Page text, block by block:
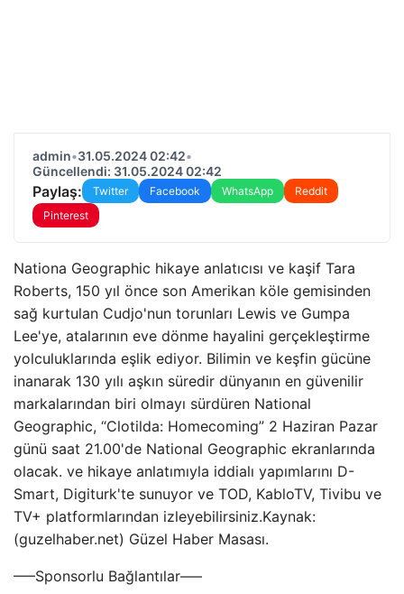
admin•31.05.2024 02:42•
Güncellendi: 31.05.2024 02:42
Paylaş: Twitter Facebook WhatsApp
Reddit
Pinterest
Nationa Geographic hikaye anlatıcısı ve kaşif Tara
Roberts, 150 yıl önce son Amerikan köle gemisinden
sağ kurtulan Cudjo'nun torunları Lewis ve Gumpa
Lee'ye, atalarının eve dönme hayalini gerçekleştirme
yolculuklarında eşlik ediyor. Bilimin ve keşfin gücüne
inanarak 130 yılı aşkın süredir dünyanın en güvenilir
markalarından biri olmayı sürdüren National
Geographic, “Clotilda: Homecoming” 2 Haziran Pazar
günü saat 21.00'de National Geographic ekranlarında
olacak. ve hikaye anlatımıyla iddialı yapımlarını D-
Smart, Digiturk'te sunuyor ve TOD, KabloTV, Tivibu ve
TV+ platformlarından izleyebilirsiniz.Kaynak:
(guzelhaber.net) Güzel Haber Masası.
—–Sponsorlu Bağlantılar—–